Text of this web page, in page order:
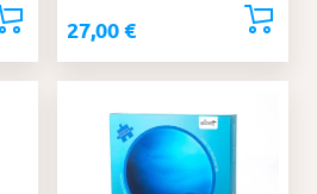
27,00€